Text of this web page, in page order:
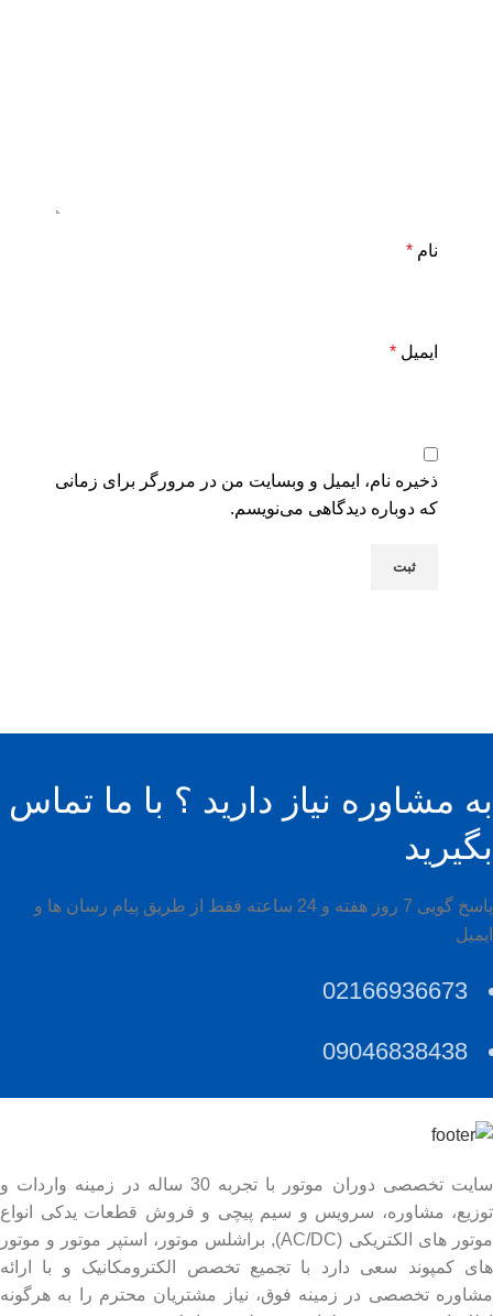
نام *
ایمیل *
ذخیره نام، ایمیل و وبسایت من در مرورگر برای زمانی
که دوباره دیدگاهی می‌نویسم.
به مشاوره نیاز دارید ؟ با ما تماس
بگیرید
پاسخ گویی 7 روز هفته و 24 ساعته فقط از طریق پیام رسان ها و
ایمیل
02166936673
09046838438
سایت تخصصی دوران موتور با تجربه 30 ساله در زمینه واردات و
توزیع، مشاوره، سرویس و سیم پیچی و فروش قطعات یدکی انواع
موتور های الکتریکی (AC/DC), براشلس موتور، استپر موتور و موتور
های کمپوند سعی دارد با تجمیع تخصص الکترومکانیک و با ارائه
مشاوره تخصصی در زمینه فوق، نیاز مشتریان محترم را به هرگونه